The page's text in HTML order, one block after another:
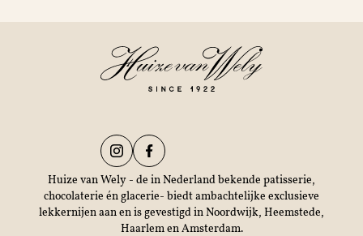
Huize van Wely - de in Nederland bekende patisserie,
chocolaterie én glacerie- biedt ambachtelijke exclusieve
lekkernijen aan en is gevestigd in Noordwijk, Heemstede,
Haarlem en Amsterdam.